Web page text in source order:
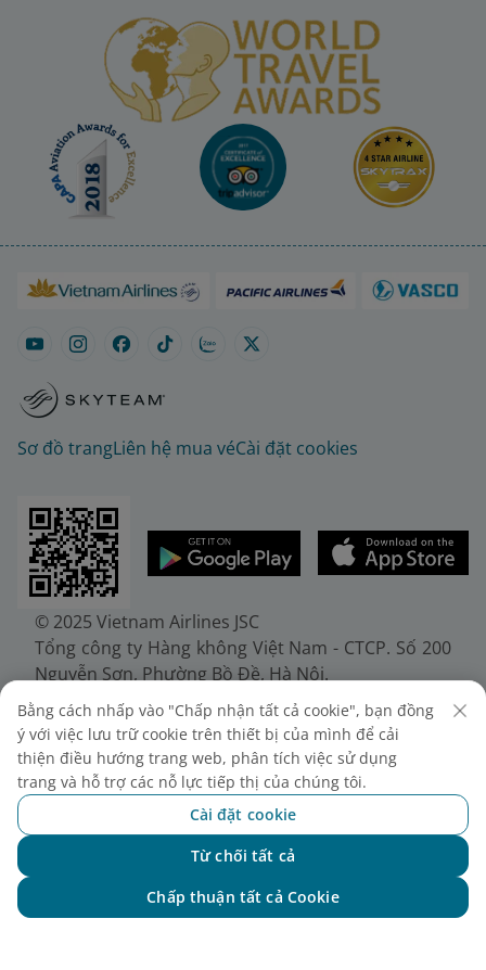
Sơ đồ trangLiên hệ mua véCài đặt cookies
© 2025 Vietnam Airlines JSC
Tổng công ty Hàng không Việt Nam - CTCP. Số 200
Nguyễn Sơn, Phường Bồ Đề, Hà Nội.
Điện thoại: (+84-24) 38272289. Fax: (+84-24)
38722375
Giấy chứng nhận đăng ký doanh nghiệp, mã số
doanh nghiệp 0100107518, đăng ký lần đầu ngày
30/6/2010, đăng ký thay đổi lần thứ 10 ngày
24/7/2025, cấp bởi Sở Tài chính Thành phố Hà Nội.
Bằng cách nhấp vào "Chấp nhận tất cả cookie", bạn đồng
ý với việc lưu trữ cookie trên thiết bị của mình để cải
thiện điều hướng trang web, phân tích việc sử dụng
trang và hỗ trợ các nỗ lực tiếp thị của chúng tôi.
Cài đặt cookie
Từ chối tất cả
Chấp thuận tất cả Cookie